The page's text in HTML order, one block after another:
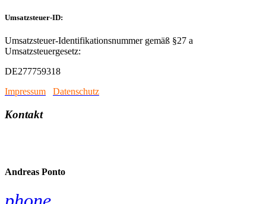
Umsatzsteuer-ID:
Umsatzsteuer-Identifikationsnummer gemäß §27 a
Umsatzsteuergesetz:
DE277759318
Impressum
Datenschutz
Kontakt
Andreas Ponto